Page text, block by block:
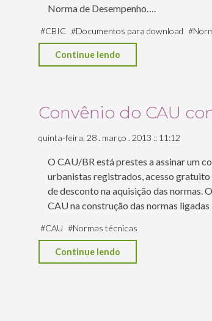
predial"
Norma de Desempenho….
#CBIC #Documentos para download #
Continue lendo
atendimento
da
Norma
–
Download
gratuito"
Convênio do CAU
quinta-feira, 28 . março . 2013 :: 11:12
O CAU/BR está prestes a assinar um
urbanistas registrados, acesso gratuito
de desconto na aquisição das normas.
CAU na construção das normas
#CAU #Normas técnicas
Continue lendo